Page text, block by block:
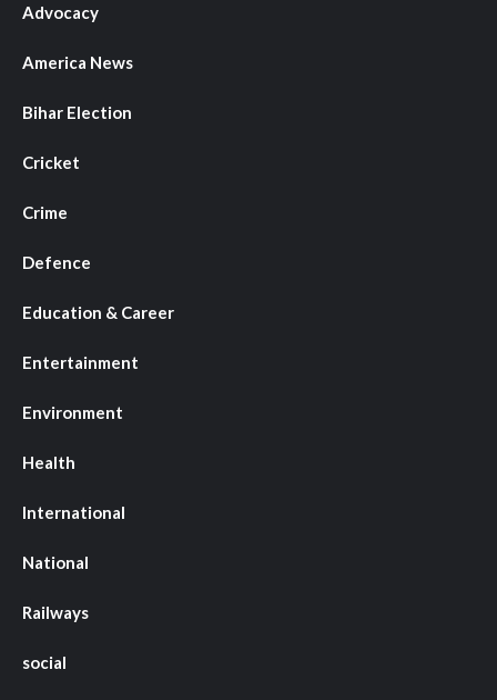
Advocacy
America News
Bihar Election
Cricket
Crime
Defence
Education & Career
Entertainment
Environment
Health
International
National
Railways
social